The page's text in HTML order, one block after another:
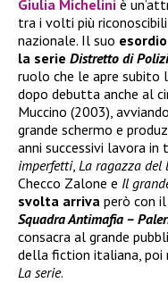
Giulia Michelini è
tra i volti più
nazionale. Il suo esordio
la serie Distretto di
ruolo che le apre subito
dopo debutta anche al
Muccino (2003),
grande schermo e
anni successivi lavora
imperfetti, La ragazza del
Checco Zalone e Il
svolta arriva però con
Squadra Antimafia –
consacra al grande
della fiction italiana,
La serie.